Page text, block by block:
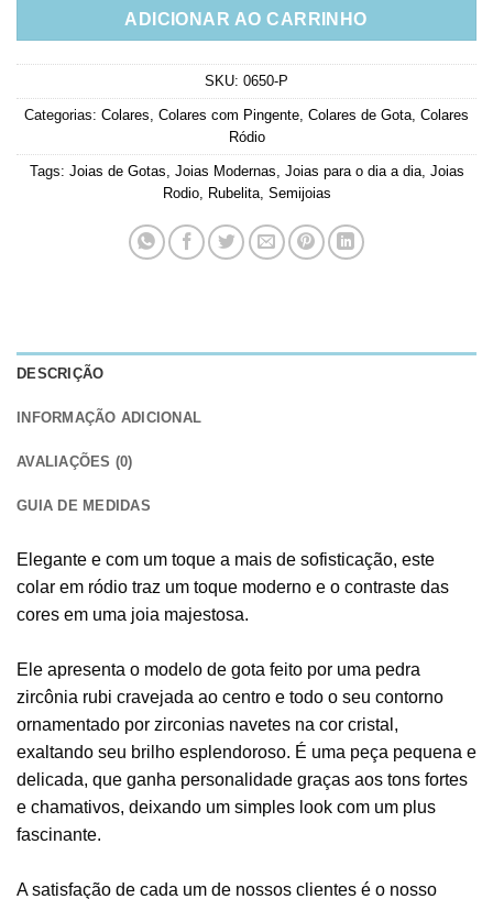
ADICIONAR AO CARRINHO
SKU: 0650-P
Categorias: Colares Colares com Pingente Colares de Gota Colares
Ródio
Tags: Joias de Gotas Joias Modernas Joias para o dia a dia, Joias
Rodio, Rubelita, Semijoias
DESCRIÇÃO
INFORMAÇÃO ADICIONAL
AVALIAÇÕES (0)
GUIA DE MEDIDAS
Elegante e com um toque a mais de sofisticação, este
colar em ródio traz um toque moderno e o contraste das
cores em uma joia majestosa.
Ele apresenta o modelo de gota feito por uma pedra
zircônia rubi cravejada ao centro e todo o seu contorno
ornamentado por zirconias navetes na cor cristal,
exaltando seu brilho esplendoroso. É uma peça pequena e
delicada, que ganha personalidade graças aos tons fortes
e chamativos, deixando um simples look com um plus
fascinante.
A satisfação de cada um de nossos clientes é o nosso